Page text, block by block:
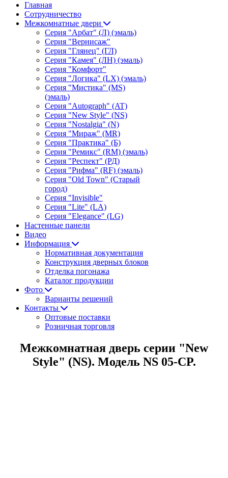
Главная
Сотрудничество
Межкомнатные двери
Серия "Арбат" (Л) (эмаль)
Серия "Вернисаж"
Серия "Глянец" (ГЛ)
Серия "Камея" (ЛН) (эмаль)
Серия "Комфорт"
Серия "Логика" (LX) (эмаль)
Серия "Мистика" (MS)
(эмаль)
Серия "Autograph" (AT)
Серия "New Style" (NS)
Серия "Nostalgia" (N)
Серия "Мираж" (MR)
Серия "Практика" (Б)
Серия "Ремикс" (RM) (эмаль)
Серия "Респект" (РД)
Серия "Рифма" (RF) (эмаль)
Серия "Old Town" (Старый
город)
Серия "Invisible"
Серия "Lite" (LA)
Серия "Elegance" (LG)
Настенные панели
Видео
Информация
Нормативная документация
Конструкция дверных блоков
Отделка погонажа
Каталог продукции
Фото
Варианты решений
Контакты
Оптовые поставки
Розничная торговля
Межкомнатная дверь серии "New
Style" (NS). Модель NS 05-СP.